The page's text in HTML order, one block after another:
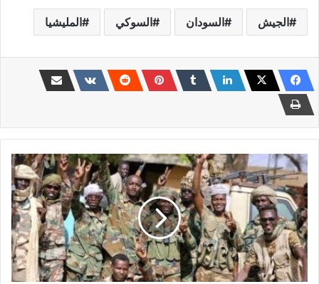
الجيش السودان السوكي المليشيا
الجيش
يوسع
إنتشاره
في
الفاشر